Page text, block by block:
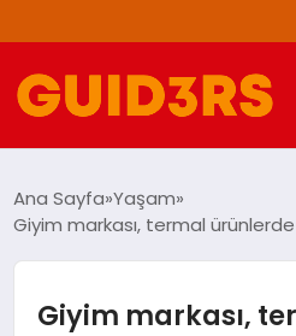
YAŞAM
TEKNOLOJI
Ana Sayfa Yaşam
Giyim markası, termal ürünlerde
Giyim markası,